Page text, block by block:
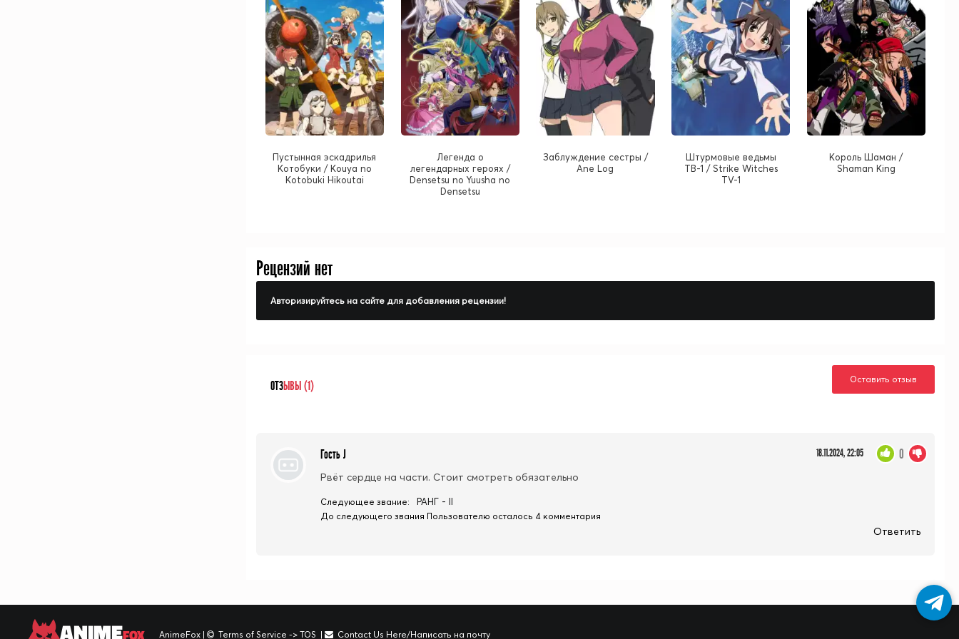
Пустынная эскадрилья
Котобуки / Kouya no
Kotobuki Hikoutai
Легенда о
легендарных героях /
Densetsu no Yuusha no
Densetsu
Заблуждение сестры /
Ane Log
Штурмовые ведьмы
ТВ-1 / Strike Witches
TV-1
Король Шаман /
Shaman King
Рецензий нет
Авторизируйтесь на сайте для добавления рецензии!
ОТЗЫВЫ (1) Оставить отзыв
Гость J 18.11.2024, 22:05
Рвёт сердце на части. Стоит смотреть обязательно
0
Следующее звание: РАНГ - II
До следующего звания Пользователю осталось 4 комментария
Ответить
ANIME AnimeFox | Terms of Service -> TOS | Contact Us Here/Написать на почту